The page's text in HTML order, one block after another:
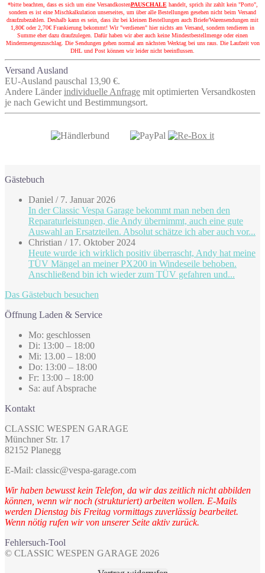
*bitte beachten, dass es sich um eine VersandkostenPAUSCHALEhandelt, sprich ihr zahlt kein "Porto",
sondern es ist eine Mischkalkulation unserseites, um über alle Bestellungen gesehen nicht beim Versand
draufzubezahlen. Deshalb kann es sein, dass ihr bei kleinen Bestellungen auch Briefe/Warensendungen mit
1,80€ oder 2,70€ Frankierung bekommt! Wir "verdienen" hier nichts am Versand, sondern tendieren in
Summe eher dazu draufzulegen. Dafür haben wir aber auch keine Mindestbestellmenge oder einen
Mindermengenzuschlag. Die Sendungen gehen normal am nächsten Werktag bei uns raus. Die Laufzeit von
DHL und Post können wir leider nicht beeinflussen.
Versand Ausland
EU-Ausland pauschal 13,90 €.
Andere Länder individuelle Anfrage mit optimierten Versandkosten
je nach Gewicht und Bestimmungsort.
Gästebuch
Daniel / 7. Januar 2026
In der Classic Vespa Garage bekommt man neben den
Reparaturleistungen, die Andy übernimmt, auch eine gute
Auswahl an Ersatzteilen. Absolut schätze ich aber auch vor...
Christian / 17. Oktober 2024
Heute wurde ich wirklich positiv überrascht, Andy hat meine
TÜV Mängel an meiner PX200 in Windeseile behoben.
Anschließend bin ich wieder zum TÜV gefahren und...
Das Gästebuch besuchen
Öffnung Laden & Service
Mo: geschlossen
Di: 13:00 – 18:00
Mi: 13.00 – 18:00
Do: 13:00 – 18:00
Fr: 13:00 – 18:00
Sa: auf Absprache
Kontakt
CLASSIC WESPEN GARAGE
Münchner Str. 17
82152 Planegg
E-Mail: classic@vespa-garage.com
Wir haben bewusst kein Telefon, da wir das zeitlich nicht abbilden
können, wenn wir noch (strukturiert) arbeiten wollen. E-Mails
werden Dienstag bis Freitag vormittags zuverlässig bearbeitet.
Wenn nötig rufen wir von unserer Seite aktiv zurück.
Fehlersuch-Tool
© CLASSIC WESPEN GARAGE 2026